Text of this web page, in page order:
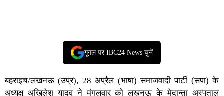
गूगल पर IBC24 News चुनें
बहराइच/लखनऊ (उप्र), 28 अप्रैल (भाषा) समाजवादी पार्टी (सपा) के
अध्यक्ष अखिलेश यादव ने मंगलवार को लखनऊ के मेदान्ता अस्पताल